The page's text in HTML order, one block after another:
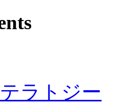
ラトジー